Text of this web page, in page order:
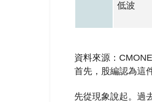
低波
資料來源：
首先，股編認為這
先從現象說起。過